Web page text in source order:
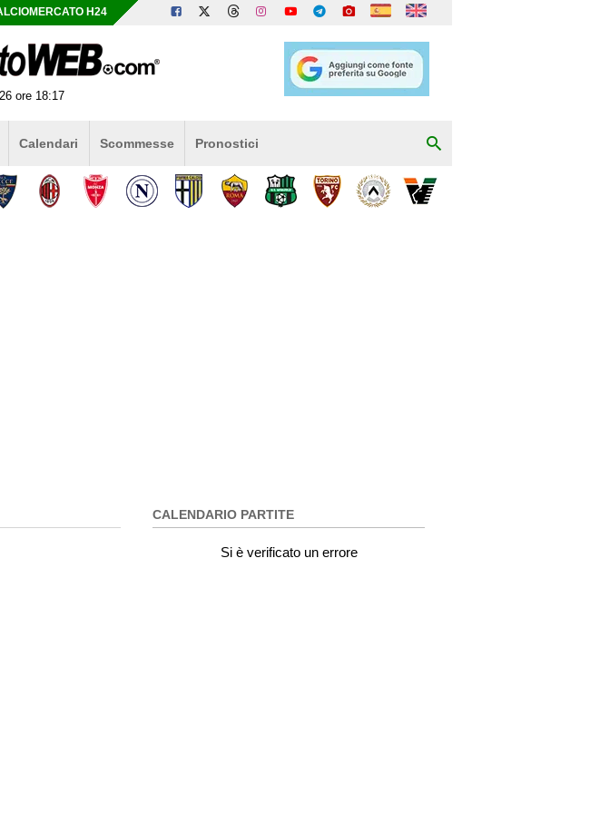
H24
ore 18:17
Calendari Scommesse Pronostici
CALENDARIO PARTITE
Si è verificato un errore